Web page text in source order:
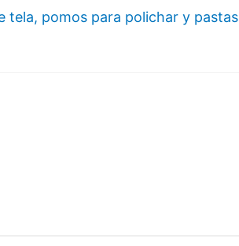
tela, pomos para polichar y pastas